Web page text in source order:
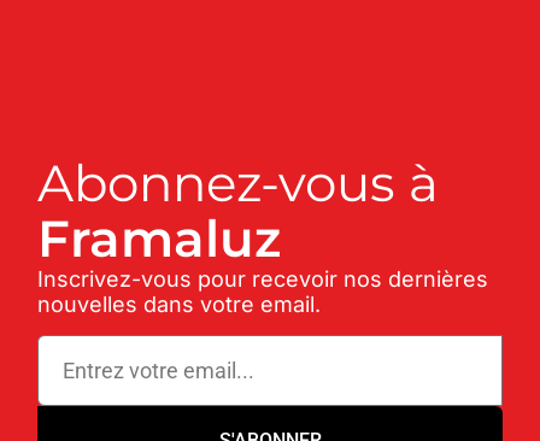
Abonnez-vous à
Framaluz
Inscrivez-vous pour recevoir nos dernières
nouvelles dans votre email.